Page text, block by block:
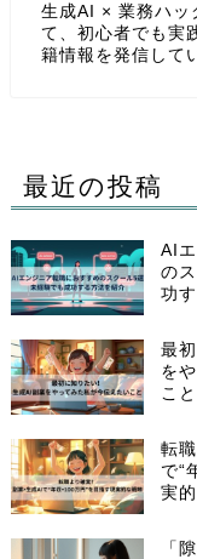
生成AI × 業務ハッ
て、初心者でも実
籍情報を発信して
最近の投稿
AI
の
功
最
を
こと
転
で“
実
「